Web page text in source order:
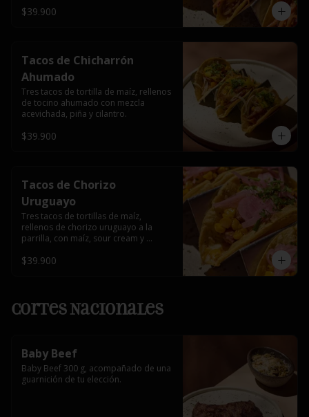
$39.900
Tacos de Chicharrón
Ahumado
Tres tacos de tortilla de maíz, rellenos
de tocino ahumado con mezcla
acevichada, piña y cilantro.
$39.900
Tacos de Chorizo
Uruguayo
Tres tacos de tortillas de maíz,
rellenos de chorizo uruguayo a la
parrilla, con maíz, sour cream y
$39.900
Cortes Nacionales
Baby Beef
Baby Beef 300 g, acompañado de una
guarnición de tu elección.